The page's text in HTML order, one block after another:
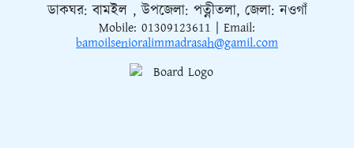
ডাকঘর: বামইল , উপজেলা: পত্নীতলা, জেলা: নওগাঁ
Mobile: 01309123611 | Email:
bamoilsenioralimmadrasah@gamil.com